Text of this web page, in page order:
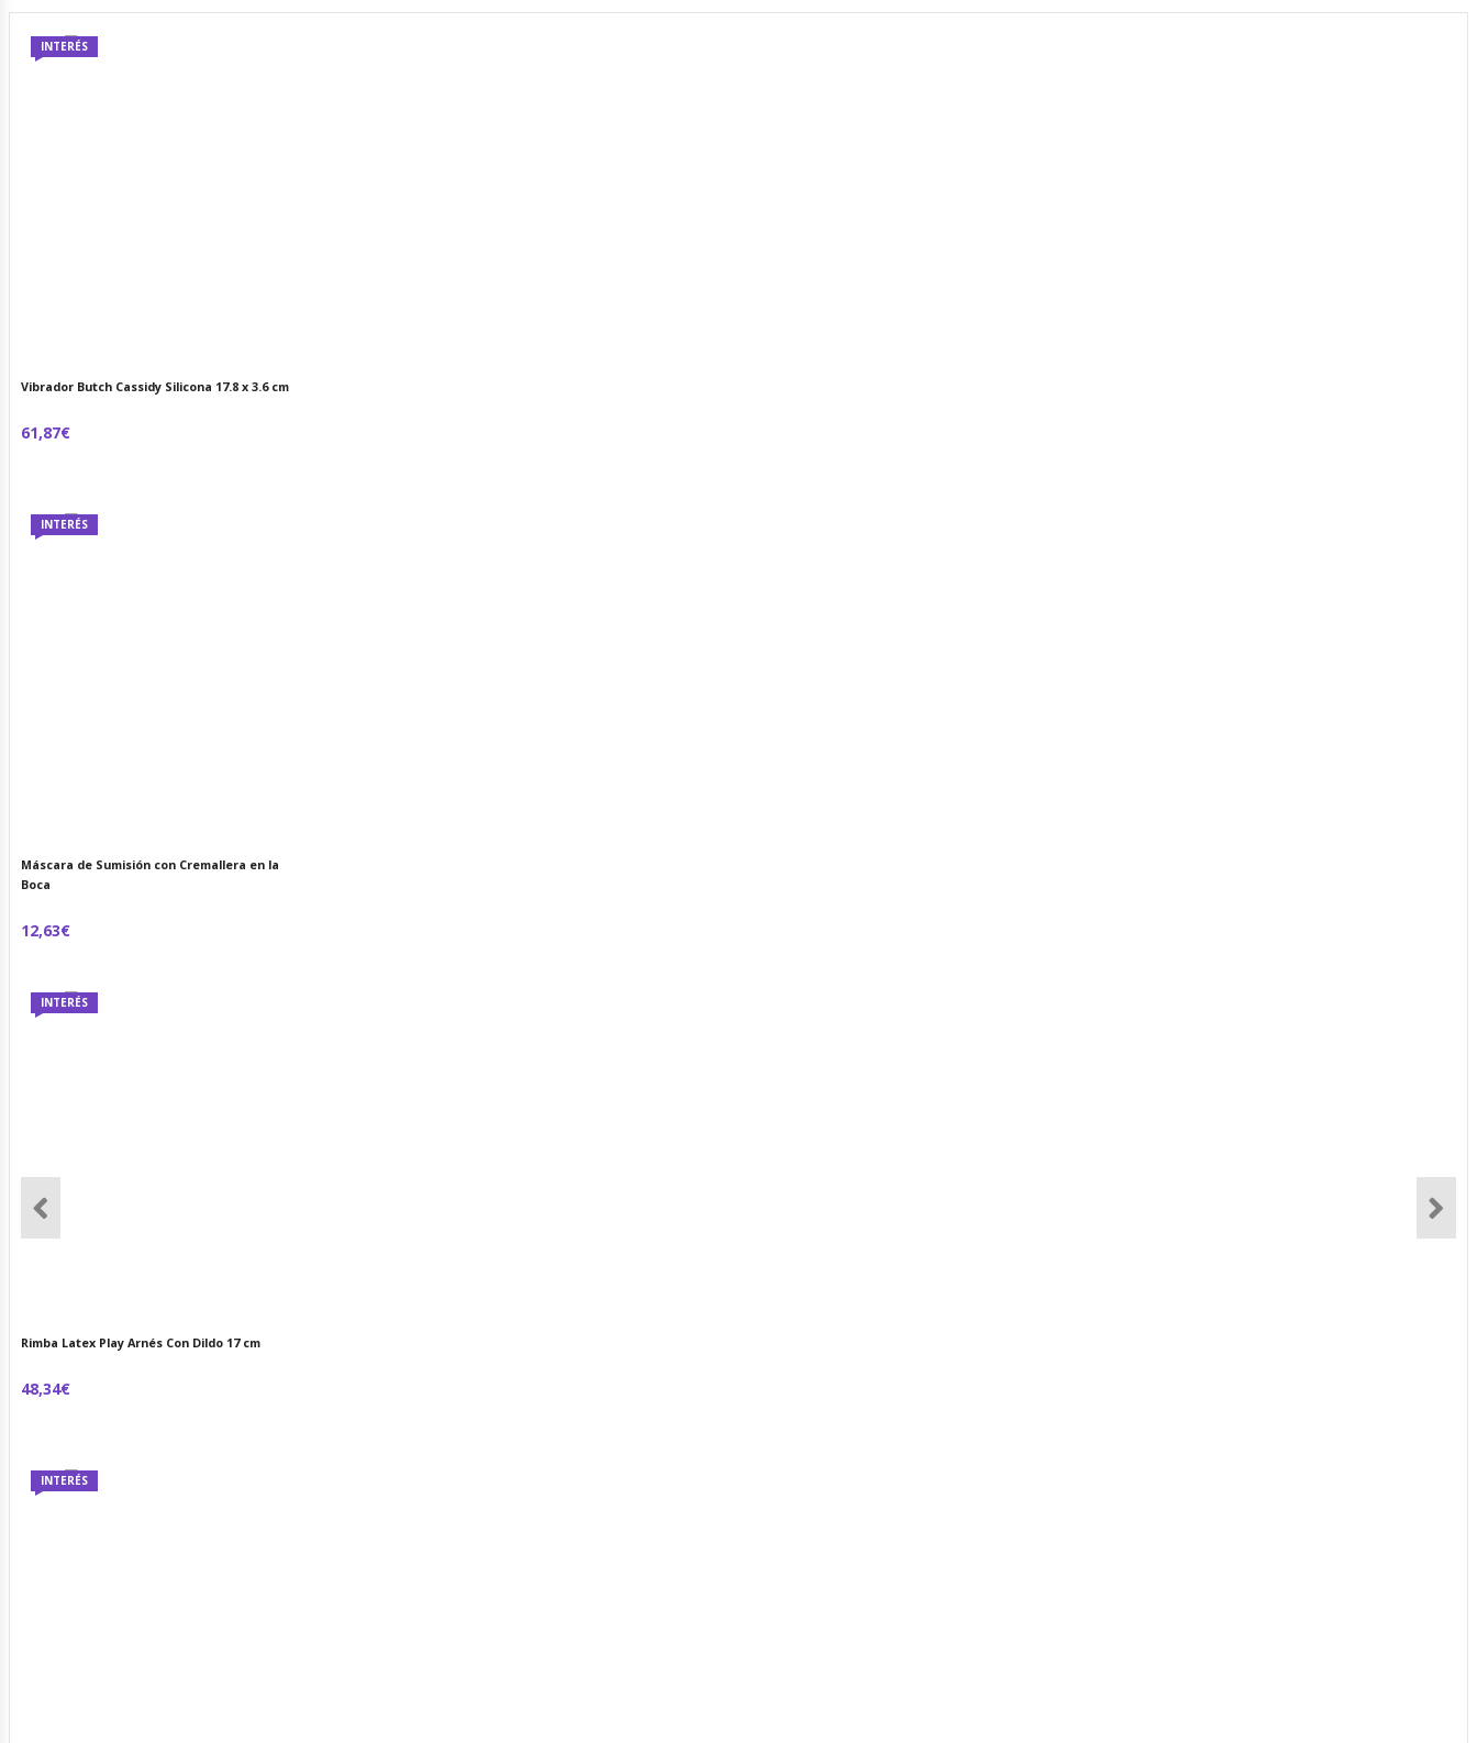
INTERÉS
Vibrador Butch Cassidy Silicona 17.8 x 3.6 cm
61,87€
INTERÉS
Máscara de Sumisión con Cremallera en la
Boca
12,63€
INTERÉS
Rimba Latex Play Arnés Con Dildo 17 cm
48,34€
INTERÉS